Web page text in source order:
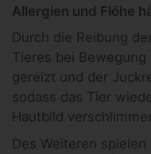
Allergien und Flöhe
Durch die Reibung
Tieres bei
gereizt und der
sodass das Tier
Hautbild
Des Weiteren